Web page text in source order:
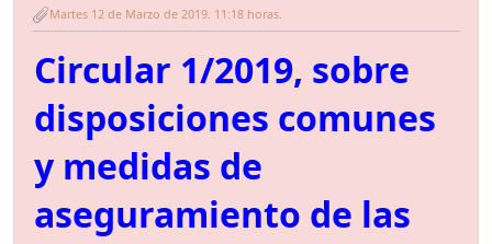
Martes 12 de Marzo de 2019. 11:18 horas.
Circular 1/2019, sobre
disposiciones comunes
y medidas de
aseguramiento de las